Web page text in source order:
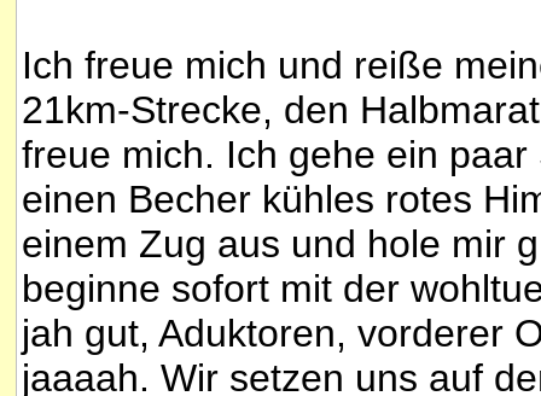
Ich freue mich und reiße
21km-Strecke, den
freue mich. Ich gehe ein
einen Becher kühles rotes
einem Zug aus und hole mir
beginne sofort mit der
jah gut, Aduktoren, vorderer
jaaaah. Wir setzen uns auf